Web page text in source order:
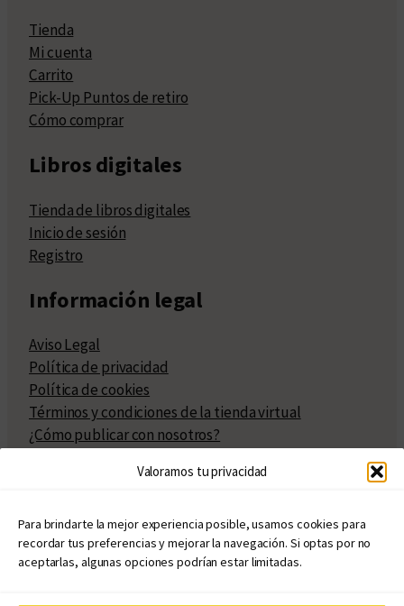
Valoramos tu privacidad
Para brindarte la mejor experiencia posible, usamos cookies para
recordar tus preferencias y mejorar la navegación. Si optas por no
aceptarlas, algunas opciones podrían estar limitadas.
Tienda
Mi cuenta
Carrito
Pick-Up Puntos de retiro
Cómo comprar
Libros digitales
Tienda de libros digitales
Inicio de sesión
Registro
Información legal
Aviso Legal
Política de privacidad
Política de cookies
Términos y condiciones de la tienda virtual
¿Cómo publicar con nosotros?
Políticas de publicación
Políticas de coedición
Atribuciones